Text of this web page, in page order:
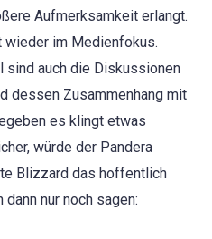
Aufmerksamkeit erlangt.
wieder im Medienfokus.
sind auch die Diskussionen
dessen Zusammenhang mit
es klingt etwas
würde der Pandera
Blizzard das hoffentlich
nur noch sagen: